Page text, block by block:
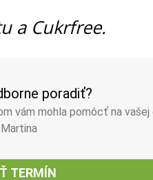
a Cukrfree.
poradiť?
vám mohla pomôcť na
. Martina